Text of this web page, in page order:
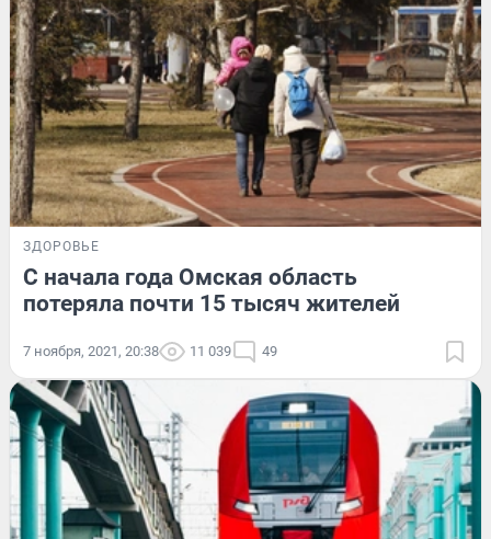
ЗДОРОВЬЕ
С начала года Омская область
потеряла почти 15 тысяч жителей
7 ноября, 2021, 20:38 11 039 49